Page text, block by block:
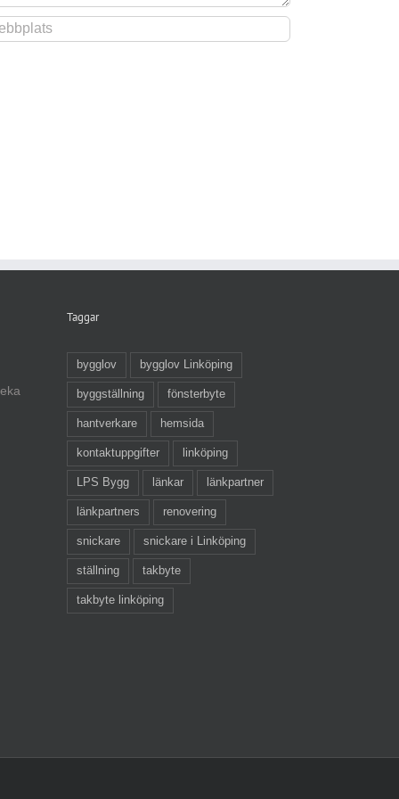
Taggar
bygglov bygglov Linköping
byggställning fönsterbyte
hantverkare hemsida
kontaktuppgifter linköping
LPS Bygg länkar länkpartner
länkpartners renovering
snickare snickare i Linköping
ställning takbyte
takbyte linköping